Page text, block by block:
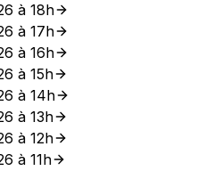
à 18h
à 17h
à 16h
à 15h
à 14h
à 13h
à 12h
à 11h